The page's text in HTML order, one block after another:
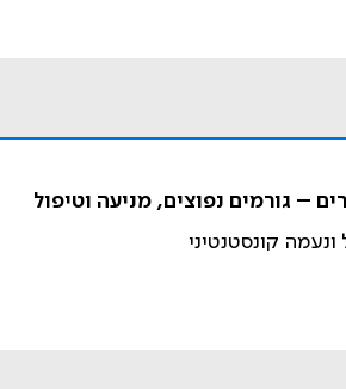
– גורמים נפוצים, מניעה וטיפול
קונסטנטיני